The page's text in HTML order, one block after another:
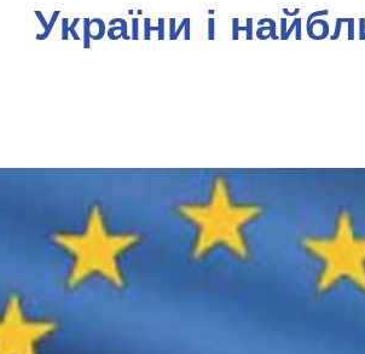
України і